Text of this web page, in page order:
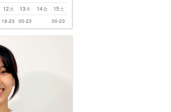
水
12 木
13 金
14 土
15
18-23 00-23 00-23